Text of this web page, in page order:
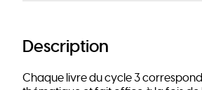
Description
Chaque livre du cycle 3